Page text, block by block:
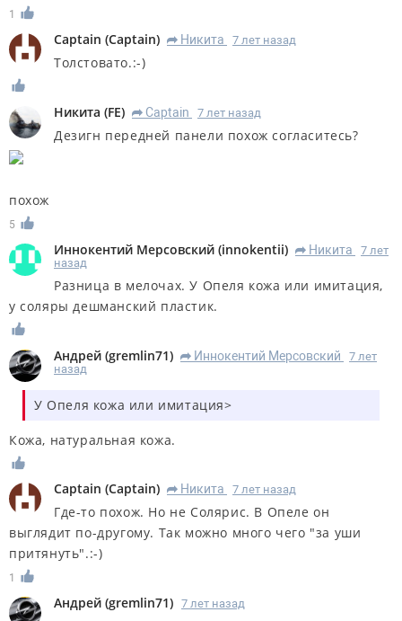
1
Captain (Captain) R Никита 7 лет назад
Толстовато.:-)
Никита (FE) R Captain 7 лет назад
Дезигн передней панели похож согласитесь?
похож
5
Иннокентий Мерсовский (innokentii) R Никита
7 лет
назад
Разница в мелочах. У Опеля кожа или имитация,
у соляры дешманский пластик.
Андрей (gremlin71) R Иннокентий Мерсовский
7 лет
назад
У Опеля кожа или имитация>
Кожа, натуральная кожа.
Captain (Captain) R Никита 7 лет назад
Где-то похож. Но не Солярис. В Опеле он
выглядит по-другому. Так можно много чего "за уши
притянуть".:-)
1
Андрей (gremlin71) 7 лет назад